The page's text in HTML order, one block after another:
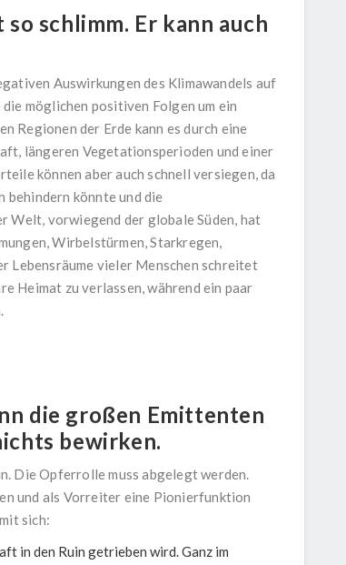
schlimm. Er kann auch
Auswirkungen des Klimawandels auf
möglichen positiven Folgen um ein
Regionen der Erde kann es durch eine
längeren Vegetationsperioden und einer
können aber auch schnell versiegen, da
behindern könnte und die
Welt, vorwiegend der globale Süden, hat
Wirbelstürmen, Starkregen,
Lebensräume vieler Menschen schreitet
Heimat zu verlassen, während ein paar
die großen Emittenten
bewirken.
Die Opferrolle muss abgelegt werden.
und als Vorreiter eine Pionierfunktion
sich:
in den Ruin getrieben wird. Ganz im